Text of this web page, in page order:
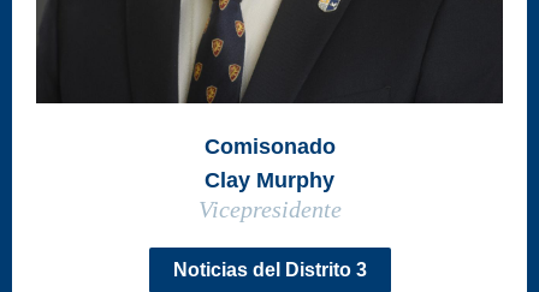
Comisonado
Clay Murphy
Vicepresidente
Noticias del Distrito 3